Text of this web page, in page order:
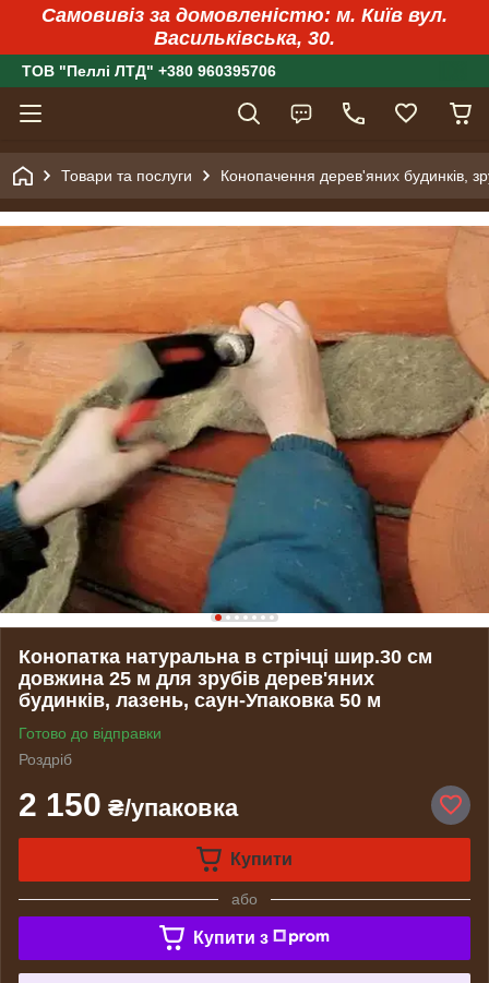
Самовивіз за домовленістю: м. Київ вул.
Васильківська, 30.
ТОВ "Пеллі ЛТД" +380 960395706
Товари та послуги Конопачення дерев'яних будинків,
Конопатка натуральна в стрічці шир.30 см
довжина 25 м для зрубів дерев'яних
будинків, лазень, саун-Упаковка 50 м
Готово до відправки
Роздріб
2 150 ₴/упаковка
Купити
або
Купити з